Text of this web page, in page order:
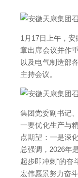
1月17日上午，
章出席会议并作
以及电气制造部
主持会议。
集团党委副书记
一要优化生产与
点期望：一是深
总强调，2026年
起步即冲刺"的奋
宏伟愿景努力奋